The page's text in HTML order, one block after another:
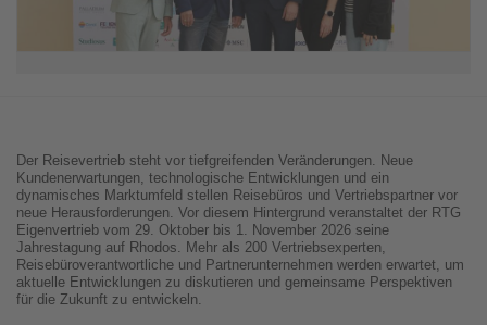
Der Reisevertrieb steht vor tiefgreifenden Veränderungen. Neue
Kundenerwartungen, technologische Entwicklungen und ein
dynamisches Marktumfeld stellen Reisebüros und Vertriebspartner vor
neue Herausforderungen. Vor diesem Hintergrund veranstaltet der RTG
Eigenvertrieb vom 29. Oktober bis 1. November 2026 seine
Jahrestagung auf Rhodos. Mehr als 200 Vertriebsexperten,
Reisebüroverantwortliche und Partnerunternehmen werden erwartet, um
aktuelle Entwicklungen zu diskutieren und gemeinsame Perspektiven
für die Zukunft zu entwickeln.